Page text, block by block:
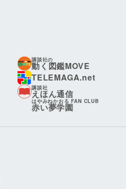
講談社の
動く図鑑MOVE
TELEMAGA.net
講談社
えほん通信
はやみねかおる FAN CLUB
赤い夢学園